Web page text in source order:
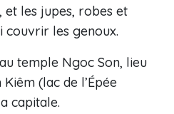
les jupes, robes et
couvrir les genoux.
temple Ngoc Son, lieu
(lac de l’Épée
capitale.